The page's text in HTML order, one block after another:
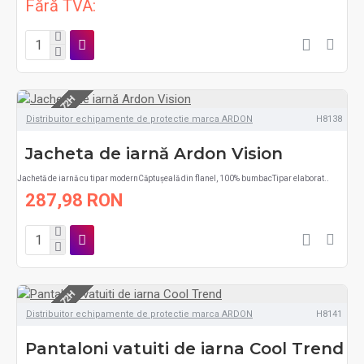
Fără TVA:
LIVRARE 48-72H
Distribuitor echipamente de protectie marca ARDON H8138
Jacheta de iarnă Ardon Vision
Jachetă de iarnă cu tipar modernCăptușeală din flanel, 100% bumbacTipar elaborat..
287,98 RON
LIVRARE 48-72H
Distribuitor echipamente de protectie marca ARDON H8141
Pantaloni vatuiti de iarna Cool Trend